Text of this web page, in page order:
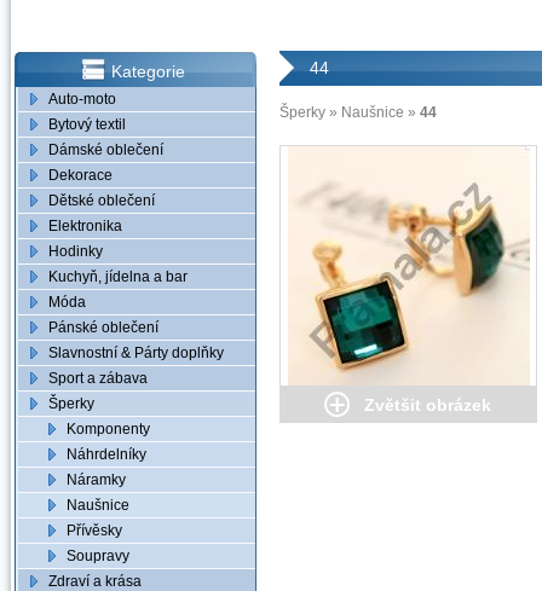
Kategorie
Auto-moto
Bytový textil
Dámské oblečení
Dekorace
Dětské oblečení
Elektronika
Hodinky
Kuchyň, jídelna a bar
Móda
Pánské oblečení
Slavnostní & Párty doplňky
Sport a zábava
Šperky
Komponenty
Náhrdelníky
Náramky
Naušnice
Přívěsky
Soupravy
Zdraví a krása
44
Šperky » Naušnice » 44
Zvětšit obrázek